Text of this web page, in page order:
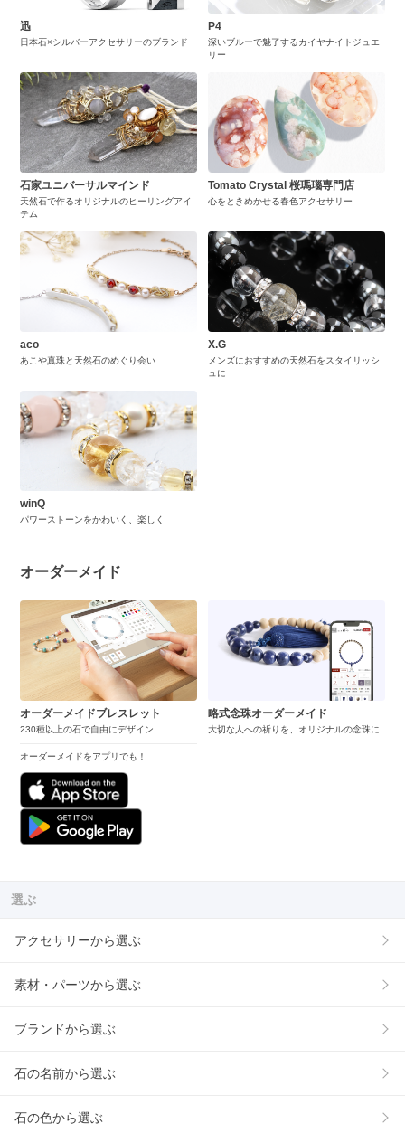
迅
日本石×シルバーアクセサリーのブランド
P4
深いブルーで魅了するカイヤナイトジュエ
リー
石家ユニバーサルマインド
天然石で作るオリジナルのヒーリングアイ
テム
Tomato Crystal 桜瑪瑙専門店
心をときめかせる春色アクセサリー
aco
あこや真珠と天然石のめぐり会い
X.G
メンズにおすすめの天然石をスタイリッシ
ュに
winQ
パワーストーンをかわいく、楽しく
オーダーメイド
オーダーメイドブレスレット
230種以上の石で自由にデザイン
オーダーメイドをアプリでも！
略式念珠オーダーメイド
大切な人への祈りを、オリジナルの念珠に
選ぶ
アクセサリーから選ぶ
素材・パーツから選ぶ
ブランドから選ぶ
石の名前から選ぶ
石の色から選ぶ